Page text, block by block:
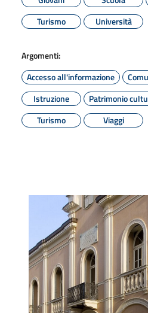
Turismo
Università
Argomenti:
Accesso all'informazione
Istruzione
Patrimonio
Turismo
Viaggi